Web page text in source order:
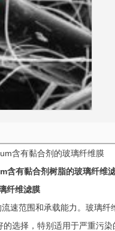
含有黏合剂树脂的玻璃纤维
纤维滤膜
速范围和承载能力。玻璃
选择，特别适用于严重污